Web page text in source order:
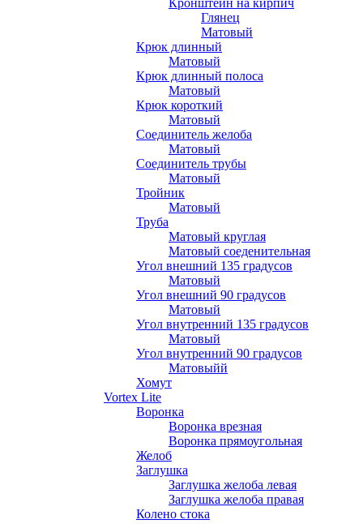
Кронштейн на кирпич
Глянец
Матовый
Крюк длинный
Матовый
Крюк длинный полоса
Матовый
Крюк короткий
Матовый
Соединитель желоба
Матовый
Соединитель трубы
Матовый
Тройник
Матовый
Труба
Матовый круглая
Матовый соеденительная
Угол внешний 135 градусов
Матовый
Угол внешний 90 градусов
Матовый
Угол внутренний 135 градусов
Матовый
Угол внутренний 90 градусов
Матовыйй
Хомут
Vortex Lite
Воронка
Воронка врезная
Воронка прямоугольная
Желоб
Заглушка
Заглушка желоба левая
Заглушка желоба правая
Колено стока